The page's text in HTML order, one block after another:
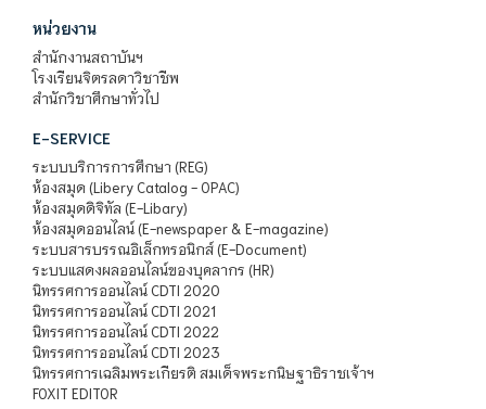
หน่วยงาน
สำนักงานสถาบันฯ
โรงเรียนจิตรลดาวิชาชีพ
สำนักวิชาศึกษาทั่วไป
E-SERVICE
ระบบบริการการศึกษา (REG)
ห้องสมุด (Libery Catalog - OPAC)
ห้องสมุดดิจิทัล (E-Libary)
ห้องสมุดออนไลน์ (E-newspaper & E-magazine)
ระบบสารบรรณอิเล็กทรอนิกส์ (E-Document)
ระบบแสดงผลออนไลน์ของบุคลากร (HR)
นิทรรศการออนไลน์ CDTI 2020
นิทรรศการออนไลน์ CDTI 2021
นิทรรศการออนไลน์ CDTI 2022
นิทรรศการออนไลน์ CDTI 2023
นิทรรศการเฉลิมพระเกียรติ สมเด็จพระกนิษฐาธิราชเจ้าฯ
FOXIT EDITOR